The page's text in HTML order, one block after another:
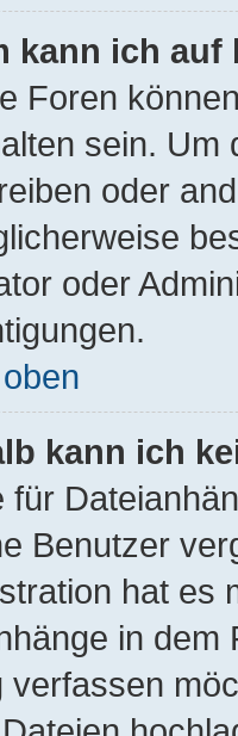
kann ich
Foren
sein. Um
oder
oder
kann ich
für
Benutzer
hat es
in dem
verfassen